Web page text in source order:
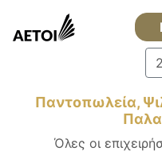
Παντοπωλεία,
Όλες οι